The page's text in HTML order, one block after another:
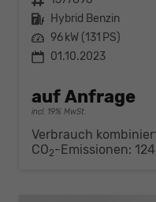
Kraftstoff Hybrid Benzin
Leistung 96 kW (131 PS)
01.10.2023
auf Anfrage
incl. 19% MwSt.
Verbrauch
CO2-Emissionen: